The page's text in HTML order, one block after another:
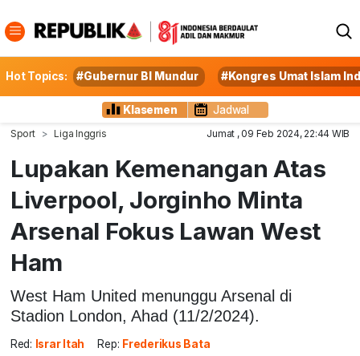
Hot Topics: #Gubernur BI Mundur #Kongres Umat Islam
Klasemen Jadwal
Sport Liga Inggris Jumat , 09 Feb 2024, 22:44 WIB
Lupakan Kemenangan Atas
Liverpool, Jorginho Minta
Arsenal Fokus Lawan West
Ham
West Ham United menunggu Arsenal di
Stadion London, Ahad (11/2/2024).
Red: Israr Itah Rep: Frederikus Bata